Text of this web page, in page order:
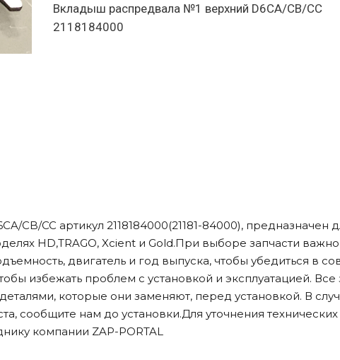
Вкладыш распредвала №1 верхний D6CA/CB/CC
2118184000
CC артикул 2118184000(21181-84000), предназначен
HD,TRAGO, Xcient и Gold.При выборе запчасти
двигатель и год выпуска, чтобы убедиться в
избежать проблем с установкой и эксплуатацией. Все
которые они заменяют, перед установкой. В
сообщите нам до установки.Для уточнения
компании ZAP-PORTAL